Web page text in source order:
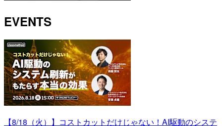
EVENTS
【8/18（火）】コストカットだけじゃない！AI駆動のシステ